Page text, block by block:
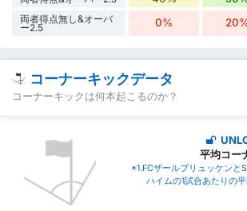
両者得点無し&オーバ
ー2.5 0%
コーナーキックデータ
コーナーキックは何本起こるのか？
平均コー
*1.FCザールブリュッケンと
ハイムの1試合あたりの